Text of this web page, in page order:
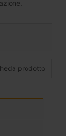
prodotto